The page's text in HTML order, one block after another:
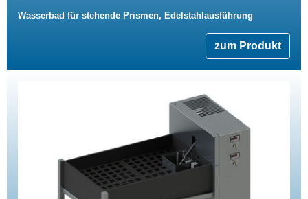
Wasserbad für stehende Prismen, Edelstahlausführung
zum Produkt